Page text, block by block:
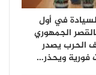
في أول
الجمهوري
الحرب يصدر
فورية ويحذر…